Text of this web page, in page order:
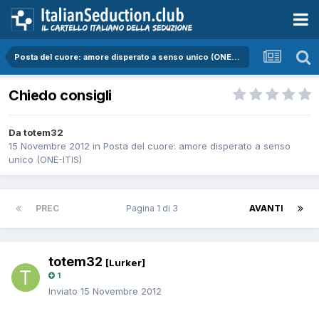
Posta del cuore: amore disperato a senso unico (ONE-ITIS)
Chiedo consigli
Da totem32
15 Novembre 2012 in Posta del cuore: amore disperato a senso
unico (ONE-ITIS)
PREC AVANTI
Pagina 1 di 3
totem32 [Lurker]
1
Inviato 15 Novembre 2012